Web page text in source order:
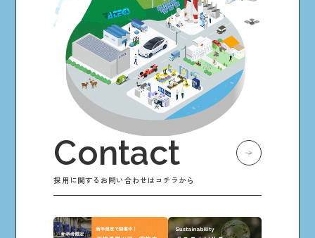
Contact
採用に関するお問い合わせはコチラから